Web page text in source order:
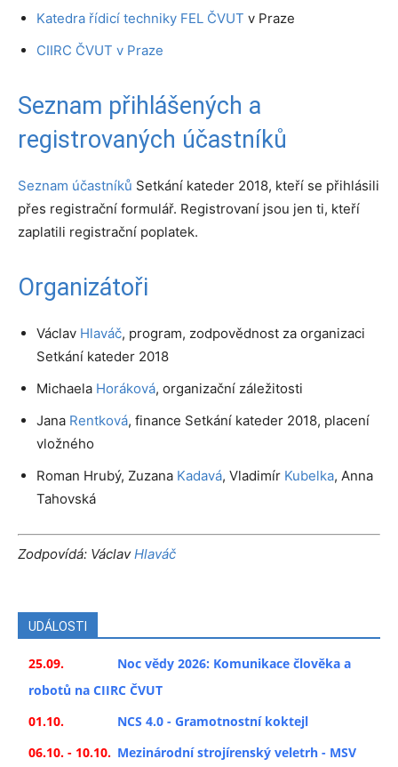
Katedra řídicí techniky FEL ČVUT v Praze
CIIRC ČVUT v Praze
Seznam přihlášených a
registrovaných účastníků
Seznam účastníků Setkání kateder 2018, kteří se přihlásili
přes registrační formulář. Registrovaní jsou jen ti, kteří
zaplatili registrační poplatek.
Organizátoři
Václav Hlaváč, program, zodpovědnost za organizaci
Setkání kateder 2018
Michaela Horáková, organizační záležitosti
Jana Rentková, finance Setkání kateder 2018, placení
vložného
Roman Hrubý, Zuzana Kadavá, Vladimír Kubelka, Anna
Tahovská
Zodpovídá: VáclavHlaváč
UDÁLOSTI
25.09.
Noc vědy 2026: Komunikace člověka a
robotů na CIIRC ČVUT
01.10.
NCS 4.0 - Gramotnostní koktejl
06.10. - 10.10. Mezinárodní strojírenský veletrh - MSV